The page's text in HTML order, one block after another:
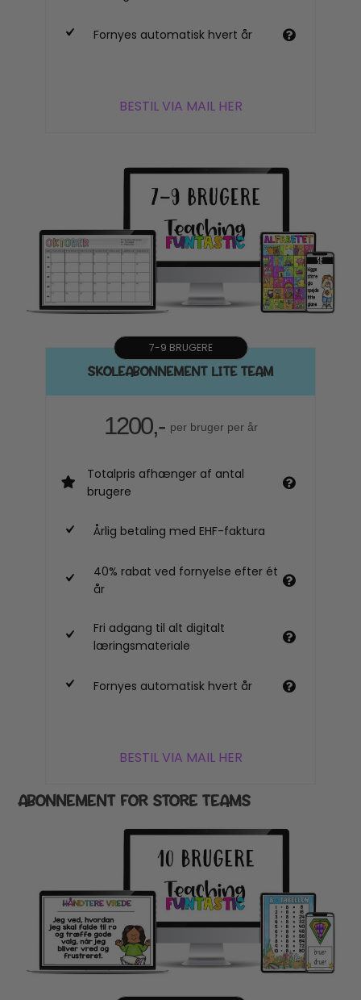
Fornyes automatisk hvert år
BESTIL VIA MAIL HER
7-9 BRUGERE
SKOLEABONNEMENT LITE TEAM
1200,- per bruger per år
Totalpris afhænger af antal
brugere
Årlig betaling med EHF-faktura
40% rabat ved fornyelse efter ét
år
Fri adgang til alt digitalt
læringsmateriale
Fornyes automatisk hvert år
BESTIL VIA MAIL HER
ABONNEMENT FOR STORE TEAMS